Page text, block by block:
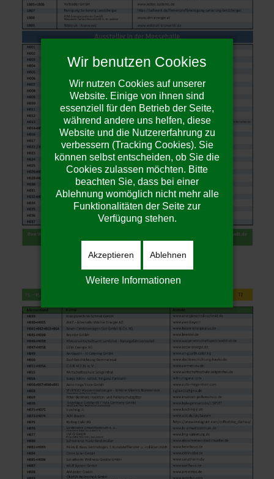
Wir benutzen Cookies
Wir nutzen Cookies auf unserer
Website. Einige von ihnen sind
essenziell für den Betrieb der Seite,
während andere uns helfen, diese
Website und die Nutzererfahrung zu
verbessern (Tracking Cookies). Sie
können selbst entscheiden, ob Sie die
Cookies zulassen möchten. Bitte
beachten Sie, dass bei einer
Ablehnung womöglich nicht mehr alle
Funktionalitäten der Seite zur
Verfügung stehen.
Akzeptieren Ablehnen
Weitere Informationen